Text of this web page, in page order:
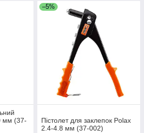
мм (37-
–5%
Пістолет для заклепок Polax
2.4-4.8 мм (37-002)